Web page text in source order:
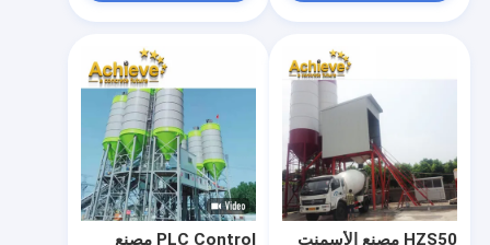
PLC Control مصنع
HZS50 مصنع الأسمنت